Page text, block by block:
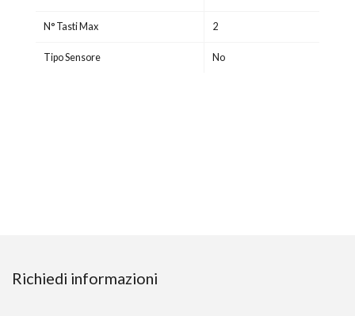
N° Tasti Max 2
Tipo Sensore No
Richiedi informazioni